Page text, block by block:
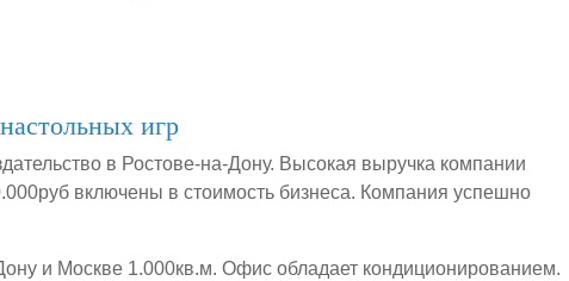
игр
в Ростове-на-Дону. Высокая выручка компании
включены в стоимость бизнеса. Компания успешно
и Москве 1.000кв.м. Офис обладает кондиционированием.